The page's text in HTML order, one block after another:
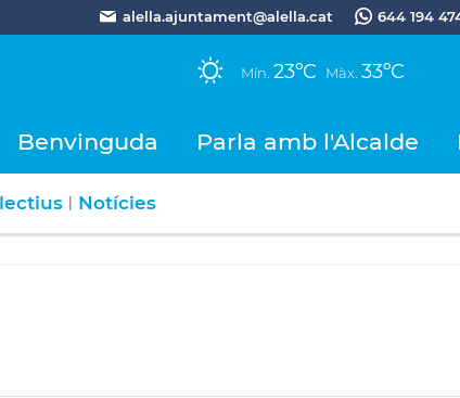
alella.ajuntament@alella.cat 644 194
Mín. 23ºC Màx. 33ºC
Benvinguda Parla amb l'Alcalde
| Notícies